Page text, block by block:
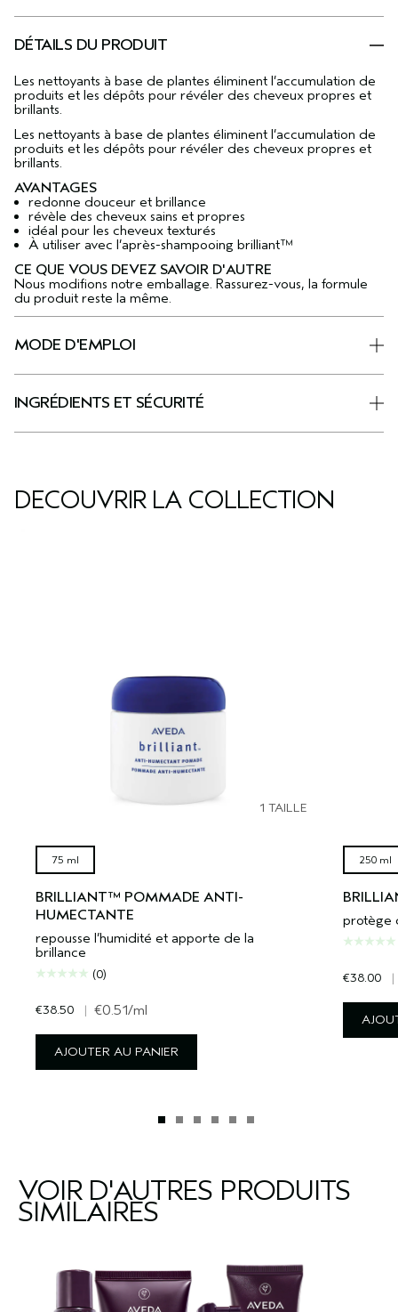
DÉTAILS DU PRODUIT
Les nettoyants à base de plantes éliminent l’accumulation de
produits et les dépôts pour révéler des cheveux propres et
brillants.
Les nettoyants à base de plantes éliminent l’accumulation de
produits et les dépôts pour révéler des cheveux propres et
brillants.
AVANTAGES
redonne douceur et brillance
révèle des cheveux sains et propres
idéal pour les cheveux texturés
À utiliser avec l’après-shampooing brilliant™
CE QUE VOUS DEVEZ SAVOIR D'AUTRE
Nous modifions notre emballage. Rassurez-vous, la formule
du produit reste la même.
MODE D'EMPLOI
INGRÉDIENTS ET SÉCURITÉ
DÉCOUVRIR LA COLLECTION
1 TAILLE
75 ml
BRILLIANT™ POMMADE ANTI-
HUMECTANTE
repousse l’humidité et apporte de la
brillance
(0)
€38.50 | €0.51/ml
AJOUTER AU PANIER
250 ml
protège
€38.00 |
VOIR D'AUTRES PRODUITS
SIMILAIRES